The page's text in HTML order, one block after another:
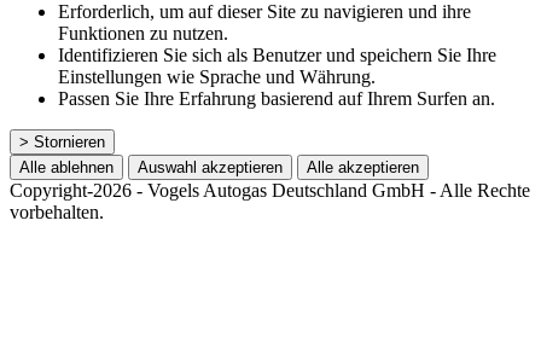
Erforderlich, um auf dieser Site zu navigieren und ihre
Funktionen zu nutzen.
Identifizieren Sie sich als Benutzer und speichern Sie Ihre
Einstellungen wie Sprache und Währung.
Passen Sie Ihre Erfahrung basierend auf Ihrem Surfen an.
> Stornieren
Alle ablehnen
Auswahl akzeptieren Alle akzeptieren
Copyright-2026 - Vogels Autogas Deutschland GmbH - Alle Rechte
vorbehalten.